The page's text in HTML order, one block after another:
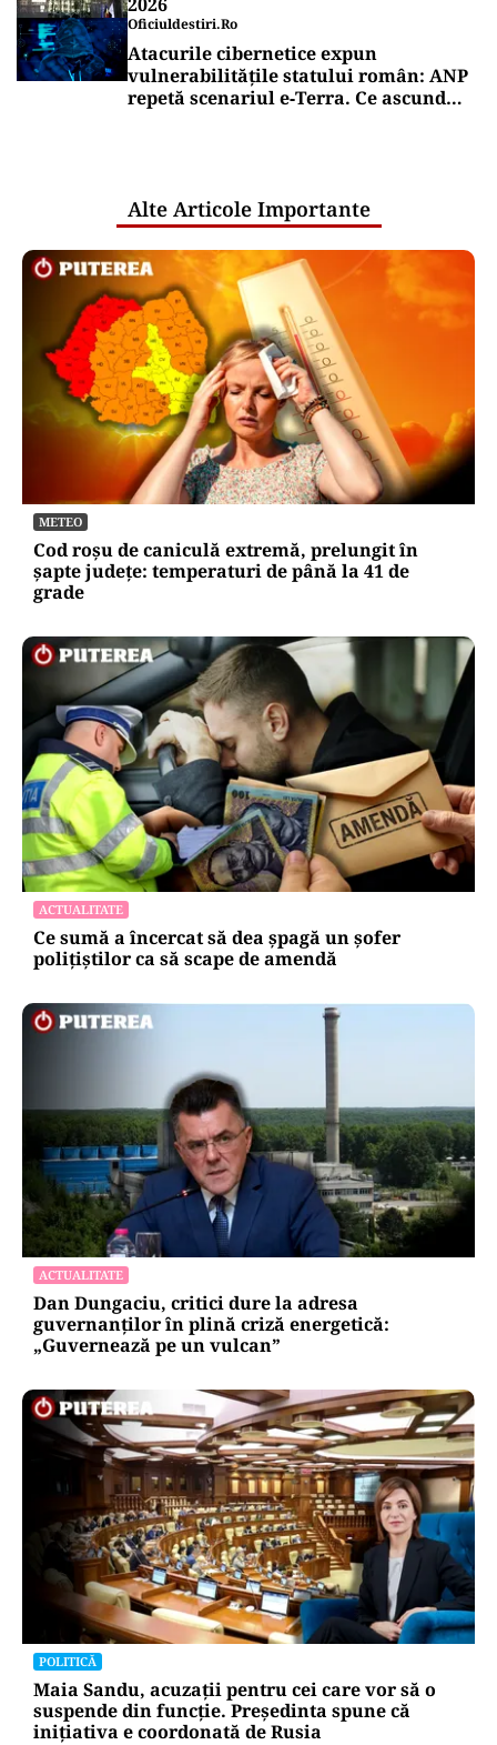
Oficiuldestiri.ro
Atacurile cibernetice expun
vulnerabilitățile statului român: ANP
repetă scenariul e‑Terra. Ce ascund
Alte Articole Importante
METEO
Cod roșu de caniculă extremă, prelungit în
șapte județe: temperaturi de până la 41 de
grade
ACTUALITATE
Ce sumă a încercat să dea șpagă un șofer
polițiștilor ca să scape de amendă
ACTUALITATE
Dan Dungaciu, critici dure la adresa
guvernanților în plină criză energetică:
„Guvernează pe un vulcan”
POLITICĂ
Maia Sandu, acuzații pentru cei care vor să o
suspende din funcție. Președinta spune că
inițiativa e coordonată de Rusia